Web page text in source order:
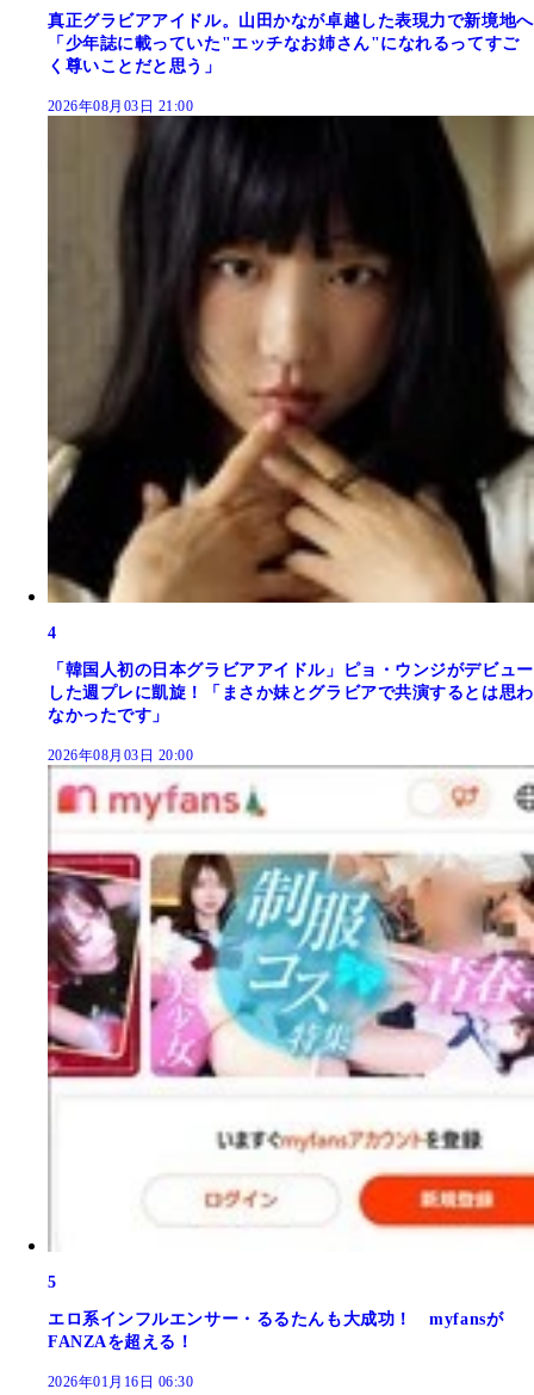
真正グラビアアイドル。山田かなが卓越した表現力で新境地へ
「少年誌に載っていた"エッチなお姉さん"になれるってすご
く尊いことだと思う」
2026年08月03日 21:00
4
「韓国人初の日本グラビアアイドル」ピョ・ウンジがデビュー
した週プレに凱旋！「まさか妹とグラビアで共演するとは思わ
なかったです」
2026年08月03日 20:00
5
エロ系インフルエンサー・るるたんも大成功！ myfansが
FANZAを超える！
2026年01月16日 06:30